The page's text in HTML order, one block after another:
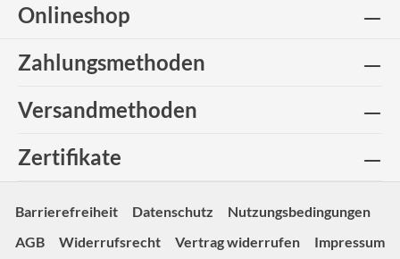
Onlineshop
Zahlungsmethoden
Versandmethoden
Zertifikate
Barrierefreiheit Datenschutz
Nutzungsbedingungen
AGB
Widerrufsrecht Vertrag widerrufen Impressum